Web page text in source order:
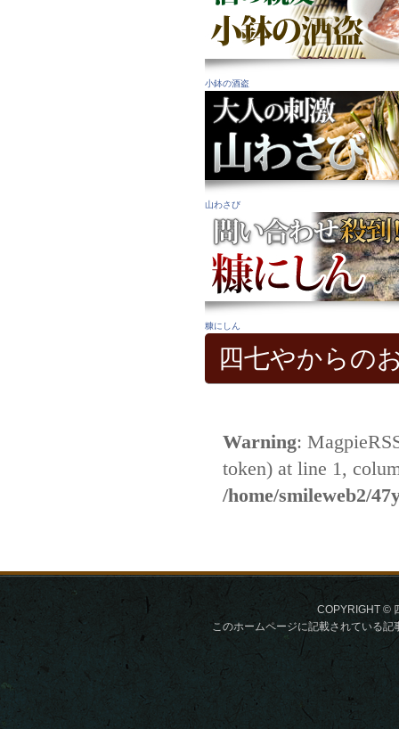
小鉢の酒盗
山わさび
糠にしん
四七やからの
COPYRIGHT ©
このホームページに記載されている